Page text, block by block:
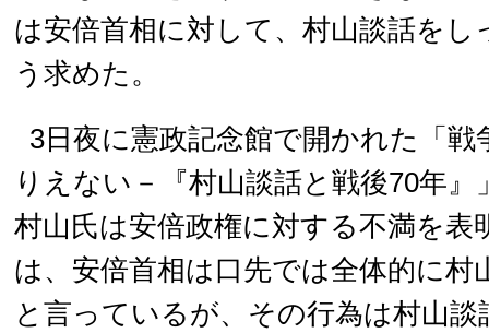
は安倍首相に対して、村山談話をし
う求めた。
3日夜に憲政記念館で開かれた「戦
りえない－『村山談話と戦後70年
村山氏は安倍政権に対する不満を表
は、安倍首相は口先では全体的に村
と言っているが、その行為は村山